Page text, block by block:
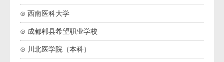
⊙ 西南医科大学
⊙ 成都郫县希望职业学校
⊙ 川北医学院（本科）